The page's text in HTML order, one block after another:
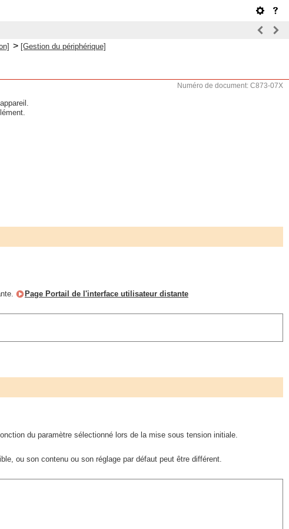
> [Gestion du périphérique]
Numéro de document: C873-07X
Page Portail de l'interface utilisateur distante
du paramètre sélectionné lors de la mise sous tension initiale.
ou son contenu ou son réglage par défaut peut être différent.